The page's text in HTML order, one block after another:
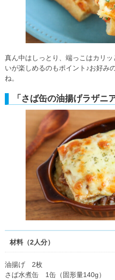
真ん中はしっとり、端っこはカリ
いが楽しめるのもポイント♪お好み
ね。
「さば缶の油揚げラザニ
材料（2人分）
油揚げ 2枚
さば水煮缶 1缶（固形量140g）